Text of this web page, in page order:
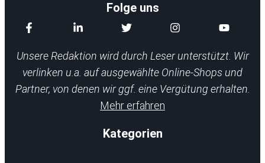
Folge uns
Unsere Redaktion wird durch Leser unterstützt. Wir
verlinken u.a. auf ausgewählte Online-Shops und
Partner, von denen wir ggf. eine Vergütung erhalten.
Mehr erfahren
Kategorien